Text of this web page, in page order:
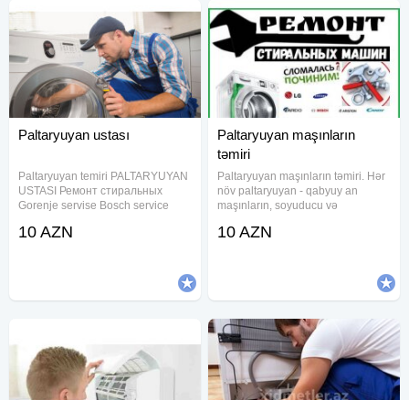
Paltaryuyan ustası
Paltaryuyan temiri PALTARYUYAN
USTASI Ремонт стиральных
Gorenje servise Bosch service
LG service Beko service Arçelik
10 AZN
Paltaryuyan maşınların
təmiri
Paltaryuyan maşınların təmiri. Hər
növ paltaryuyan - qabyuy an
maşınların, soyuducu və
ətli təmiri
10 AZN